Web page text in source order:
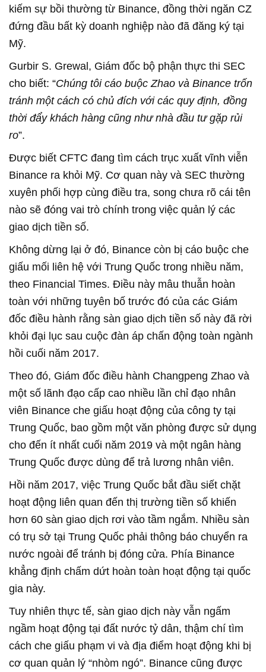
kiếm sự bồi thường từ Binance, đồng thời ngăn CZ
đứng đầu bất kỳ doanh nghiệp nào đã đăng ký tại
Mỹ.
Gurbir S. Grewal, Giám đốc bộ phận thực thi SEC
cho biết: “Chúng tôi cáo buộc Zhao và Binance trốn
tránh một cách có chủ đích với các quy định, đồng
thời đẩy khách hàng cũng như nhà đầu tư gặp rủi
ro”.
Được biết CFTC đang tìm cách trục xuất vĩnh viễn
Binance ra khỏi Mỹ. Cơ quan này và SEC thường
xuyên phối hợp cùng điều tra, song chưa rõ cái tên
nào sẽ đóng vai trò chính trong việc quản lý các
giao dịch tiền số.
Không dừng lại ở đó, Binance còn bị cáo buộc che
giấu mối liên hệ với Trung Quốc trong nhiều năm,
theo Financial Times. Điều này mâu thuẫn hoàn
toàn với những tuyên bố trước đó của các Giám
đốc điều hành rằng sàn giao dịch tiền số này đã rời
khỏi đại lục sau cuộc đàn áp chấn động toàn ngành
hồi cuối năm 2017.
Theo đó, Giám đốc điều hành Changpeng Zhao và
một số lãnh đạo cấp cao nhiều lần chỉ đạo nhân
viên Binance che giấu hoạt động của công ty tại
Trung Quốc, bao gồm một văn phòng được sử dụng
cho đến ít nhất cuối năm 2019 và một ngân hàng
Trung Quốc được dùng để trả lương nhân viên.
Hồi năm 2017, việc Trung Quốc bắt đầu siết chặt
hoạt động liên quan đến thị trường tiền số khiến
hơn 60 sàn giao dịch rơi vào tầm ngắm. Nhiều sàn
có trụ sở tại Trung Quốc phải thông báo chuyển ra
nước ngoài để tránh bị đóng cửa. Phía Binance
khẳng định chấm dứt hoàn toàn hoạt động tại quốc
gia này.
Tuy nhiên thực tế, sàn giao dịch này vẫn ngấm
ngầm hoạt động tại đất nước tỷ dân, thậm chí tìm
cách che giấu phạm vi và địa điểm hoạt động khi bị
cơ quan quản lý “nhòm ngó”. Binance cũng được